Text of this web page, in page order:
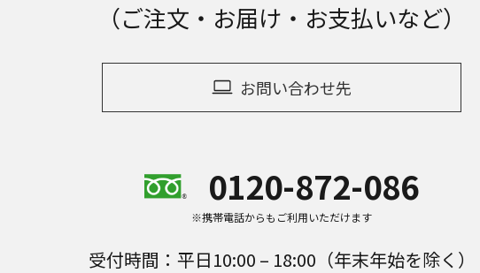
（ご注文・お届け・お支払いなど）
お問い合わせ先
0120-872-086
※携帯電話からもご利用いただけます
受付時間：平日10:00 – 18:00（年末年始を除く）